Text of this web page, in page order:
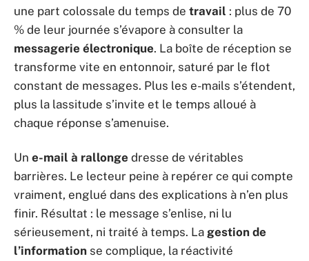
une part colossale du temps de travail : plus de 70
% de leur journée s’évapore à consulter la
messagerie électronique. La boîte de réception se
transforme vite en entonnoir, saturé par le flot
constant de messages. Plus les e-mails s’étendent,
plus la lassitude s’invite et le temps alloué à
chaque réponse s’amenuise.
Un e-mail à rallonge dresse de véritables
barrières. Le lecteur peine à repérer ce qui compte
vraiment, englué dans des explications à n’en plus
finir. Résultat : le message s’enlise, ni lu
sérieusement, ni traité à temps. La gestion de
l’information se complique, la réactivité